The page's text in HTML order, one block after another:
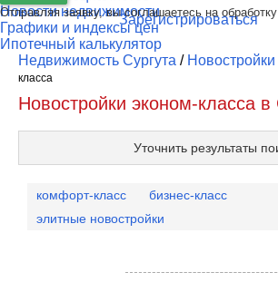
Новости недвижимости
Графики и индексы цен
Ипотечный калькулятор
Зарегистрироваться
Недвижимость Сургута / Новостройки
класса
Новостройки эконом-класса в
Уточнить результаты
комфорт-класс
бизнес-класс
элитные новостройки
Отправляя заявку, вы соглашаетесь на обработку